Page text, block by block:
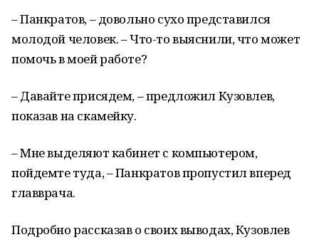
– Панкратов, – довольно сухо представился
молодой человек. – Что-то выяснили, что может
помочь в моей работе?
– Давайте присядем, – предложил Кузовлев,
показав на скамейку.
–Мне выделяют кабинет с компьютером,
пойдемте туда, – Панкратов пропустилвперед
главврача.
Подробно рассказав о своих выводах, Кузовлев